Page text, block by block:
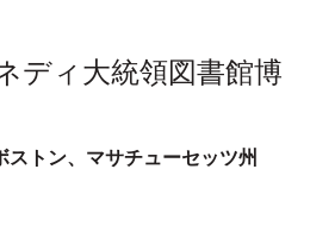
ディ大統領図書館博
ストン、マサチューセッツ州